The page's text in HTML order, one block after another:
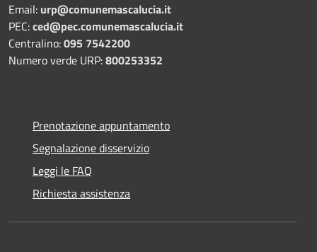
Email: urp@comunemascalucia.it
PEC:ced@pec.comunemascalucia.it
Centralino:095 7542200
Numero verde URP:800253352
Prenotazione appuntamento
Segnalazione disservizio
Leggi le FAQ
Richiesta assistenza